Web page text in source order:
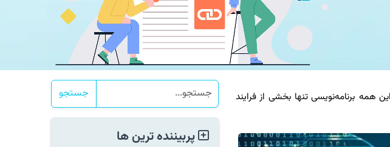
همه برنامه‌نویسی تنها بخشی از فرایند
جستجو
پربیننده ترین ها